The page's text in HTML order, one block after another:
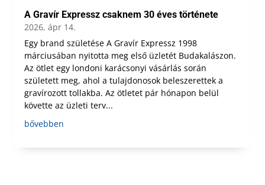
A Gravír Expressz csaknem 30 éves története
2026, ápr 14.
Egy brand születése A Gravír Expressz 1998
márciusában nyitotta meg első üzletét Budakalászon.
Az ötlet egy londoni karácsonyi vásárlás során
született meg, ahol a tulajdonosok beleszerettek a
gravírozott tollakba. Az ötletet pár hónapon belül
követte az üzleti terv...
bővebben